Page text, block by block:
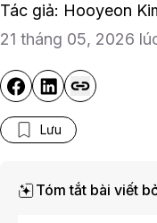
Tác giả: Hooyeon
21 tháng 05, 2026
Lưu
Tóm tắt bài viết